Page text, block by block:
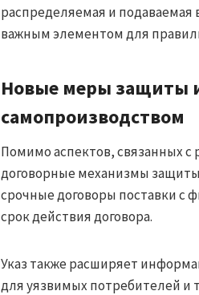
распределяемая и подаваемая
важным элементом для
Новые меры защиты
самопроизводством
Помимо аспектов, связанных с
договорные механизмы
срочные договоры поставки с
срок действия договора.
Указ также расширяет
для уязвимых потребителей и